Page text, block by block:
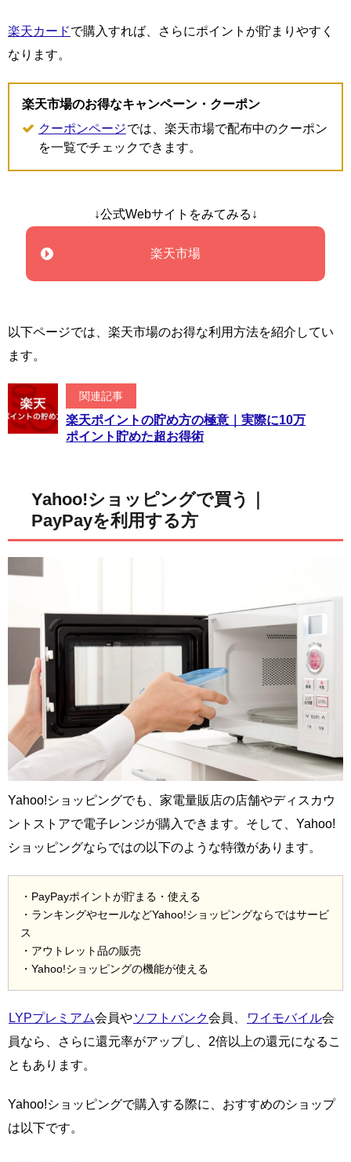
楽天カードで購入すれば、さらにポイントが貯まりやすく
なります。
楽天市場のお得なキャンペーン・クーポン
クーポンページでは、楽天市場で配布中のクーポン
を一覧でチェックできます。
↓公式Webサイトをみてみる↓
楽天市場
以下ページでは、楽天市場のお得な利用方法を紹介してい
ます。
関連記事
楽天ポイントの貯め方の極意｜実際に10万
ポイント貯めた超お得術
Yahoo!ショッピングで買う｜
PayPayを利用する方
Yahoo!ショッピングでも、家電量販店の店舗やディスカウ
ントストアで電子レンジが購入できます。そして、Yahoo!
ショッピングならではの以下のような特徴があります。
・PayPayポイントが貯まる・使える
・ランキングやセールなどYahoo!ショッピングならではサービ
ス
・アウトレット品の販売
・Yahoo!ショッピングの機能が使える
LYPプレミアム会員やソフトバンク会員、 ワイモバイル会
員なら、さらに還元率がアップし、2倍以上の還元になるこ
ともあります。
Yahoo!ショッピングで購入する際に、おすすめのショップ
は以下です。